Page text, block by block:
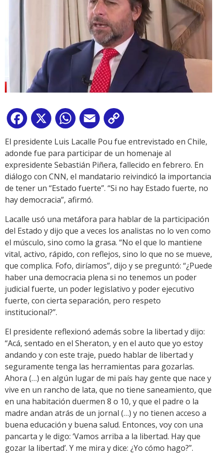
Facebook
X WhatsApp
Email
Link
El presidente Luis Lacalle Pou fue entrevistado en Chile,
adonde fue para participar de un homenaje al
expresidente Sebastián Piñera, fallecido en febrero. En
diálogo con CNN, el mandatario reivindicó la importancia
de tener un “Estado fuerte”. “Si no hay Estado fuerte, no
hay democracia”, afirmó.
Lacalle usó una metáfora para hablar de la participación
del Estado y dijo que a veces los analistas no lo ven como
el músculo, sino como la grasa. “No el que lo mantiene
vital, activo, rápido, con reflejos, sino lo que no se mueve,
que complica. Fofo, diríamos”, dijo y se preguntó: “¿Puede
haber una democracia plena si no tenemos un poder
judicial fuerte, un poder legislativo y poder ejecutivo
fuerte, con cierta separación, pero respeto
institucional?”.
El presidente reflexionó además sobre la libertad y dijo:
“Acá, sentado en el Sheraton, y en el auto que yo estoy
andando y con este traje, puedo hablar de libertad y
seguramente tenga las herramientas para gozarlas.
Ahora (…) en algún lugar de mi país hay gente que nace y
vive en un rancho de lata, que no tiene saneamiento, que
en una habitación duermen 8 o 10, y que el padre o la
madre andan atrás de un jornal (…) y no tienen acceso a
buena educación y buena salud. Entonces, voy con una
pancarta y le digo: ‘Vamos arriba a la libertad. Hay que
gozar la libertad’. Y me mira y dice: ¿Yo cómo hago?”.